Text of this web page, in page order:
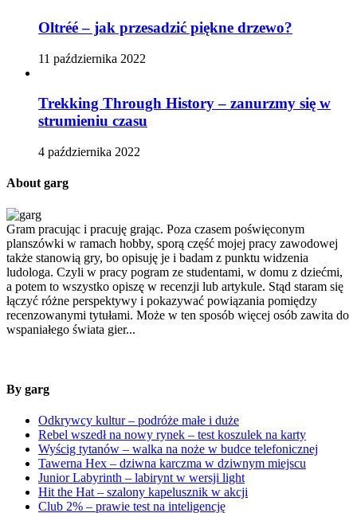
Oltréé – jak przesadzić piękne drzewo?
11 października 2022
Trekking Through History – zanurzmy się w
strumieniu czasu
4 października 2022
About garg
Gram pracując i pracuję grając. Poza czasem poświęconym
planszówki w ramach hobby, sporą część mojej pracy zawodowej
także stanowią gry, bo opisuję je i badam z punktu widzenia
ludologa. Czyli w pracy pogram ze studentami, w domu z dziećmi,
a potem to wszystko opiszę w recenzji lub artykule. Stąd staram się
łączyć różne perspektywy i pokazywać powiązania pomiędzy
recenzowanymi tytułami. Może w ten sposób więcej osób zawita do
wspaniałego świata gier...
By garg
Odkrywcy kultur – podróże małe i duże
Rebel wszedł na nowy rynek – test koszulek na karty
Wyścig tytanów – walka na noże w budce telefonicznej
Tawerna Hex – dziwna karczma w dziwnym miejscu
Junior Labyrinth – labirynt w wersji light
Hit the Hat – szalony kapelusznik w akcji
Club 2% – prawie test na inteligencję